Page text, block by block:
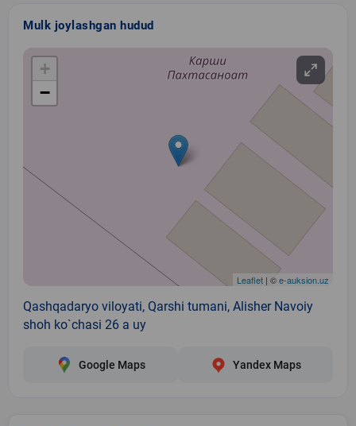
Mulk joylashgan hudud
+
−
Leaflet | ©e-auksion.uz
Qashqadaryo viloyati, Qarshi tumani, Alisher Navoiy
shoh ko`chasi 26 a uy
Google Maps Yandex Maps